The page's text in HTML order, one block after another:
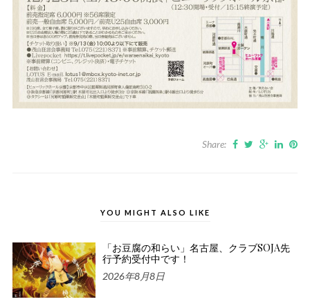
Share:
YOU MIGHT ALSO LIKE
「お豆腐の和らい」名古屋、クラブSOJA先
行予約受付中です！
2026年8月8日